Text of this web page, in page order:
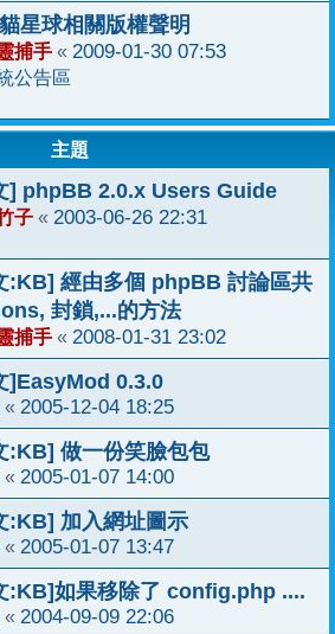
星球相關版權聲明
捕手 « 2009-01-30 07:53
公告區
主題
] phpBB 2.0.x Users Guide
子 « 2003-06-26 22:31
:KB] 經由多個 phpBB 討論區共
封鎖,...的方法
捕手 « 2008-01-31 23:02
]EasyMod 0.3.0
« 2005-12-04 18:25
:KB] 做一份笑臉包包
« 2005-01-07 14:00
:KB] 加入網址圖示
« 2005-01-07 13:47
:KB]如果移除了 config.php ....
« 2004-09-09 22:06